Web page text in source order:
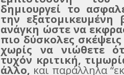
δημιουργεί το
την εξατομικευμένη
ανάγκη ώστε να
πιο δύσκολες
χωρίς να νιώθετε
τυχόν κριτική,
άλλο, και παράλληλα